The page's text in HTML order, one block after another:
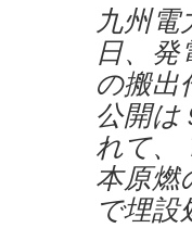
九州電
日、
の搬出
公開は
れて、
本原燃
で埋設